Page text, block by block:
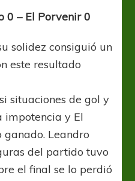
0 – El Porvenir 0
solidez consiguió un
este resultado
situaciones de gol y
impotencia y El
Leandro
del partido tuvo
el final se lo perdió